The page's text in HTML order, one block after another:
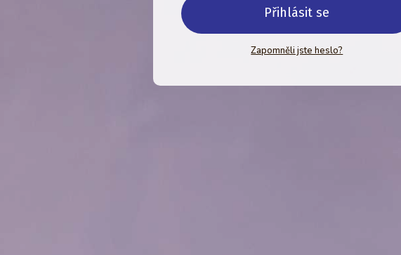
Přihlásit se
Zapomněli jste heslo?